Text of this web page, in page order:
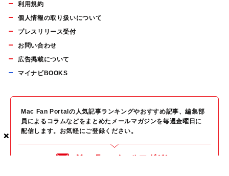
×
×
×
利用規約
個人情報の取り扱いについて
プレスリリース受付
お問い合わせ
広告掲載について
マイナビBOOKS
Mac Fan Portalの人気記事ランキングやおすすめ記事、編集部
員によるコラムなどをまとめたメールマガジンを毎週金曜日に
配信します。お気軽にご登録ください。
Mac Fan メールマガジン